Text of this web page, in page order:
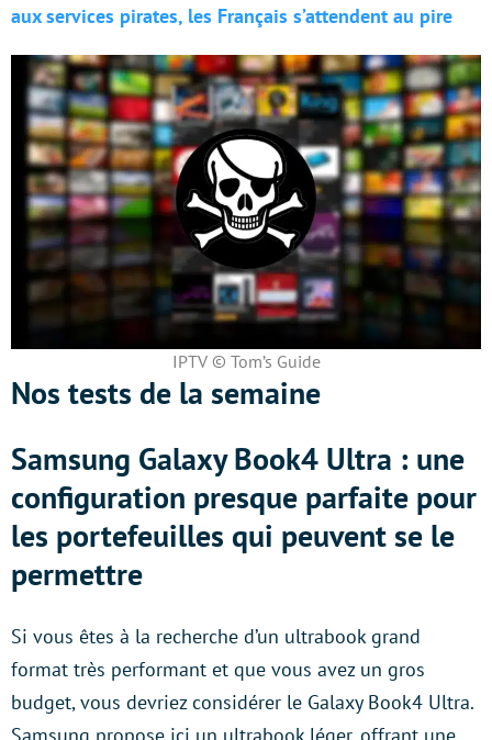
aux services pirates, les Français s’attendent au pire
IPTV © Tom’s Guide
Nos tests de la semaine
Samsung Galaxy Book4 Ultra : une
configuration presque parfaite pour
les portefeuilles qui peuvent se le
permettre
Si vous êtes à la recherche d’un ultrabook grand
format très performant et que vous avez un gros
budget, vous devriez considérer le Galaxy Book4 Ultra.